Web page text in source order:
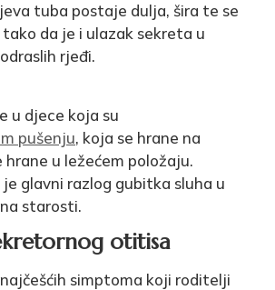
tuba postaje dulja, šira te se
da je i ulazak sekreta u
rjeđi.
u djece koja su
pušenju, koja se hrane na
hrane u ležećem položaju.
glavni razlog gubitka sluha u
starosti.
otitisa
najčešćih simptoma koji roditelji